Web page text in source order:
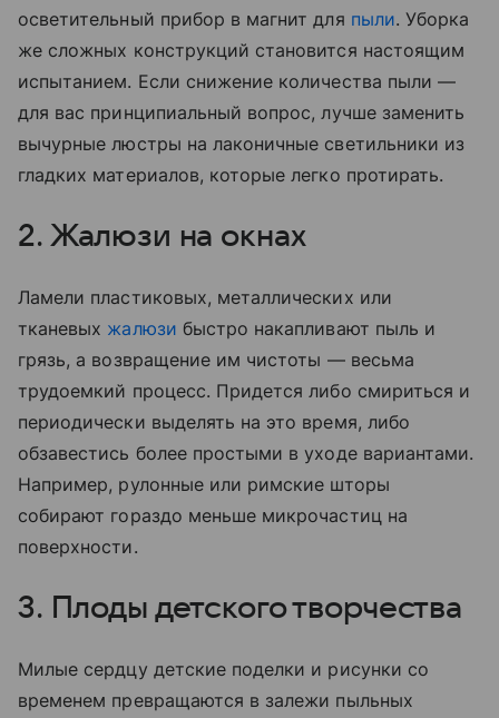
осветительный прибор в магнит для пыли. Уборка
же сложных конструкций становится настоящим
испытанием. Если снижение количества пыли —
для вас принципиальный вопрос, лучше заменить
вычурные люстры на лаконичные светильники из
гладких материалов, которые легко протирать.
2. Жалюзи на окнах
Ламели пластиковых, металлических или
тканевых жалюзи быстро накапливают пыль и
грязь, а возвращение им чистоты — весьма
трудоемкий процесс. Придется либо смириться и
периодически выделять на это время, либо
обзавестись более простыми в уходе вариантами.
Например, рулонные или римские шторы
собирают гораздо меньше микрочастиц на
поверхности.
3. Плоды детского творчества
Милые сердцу детские поделки и рисунки со
временем превращаются в залежи пыльных